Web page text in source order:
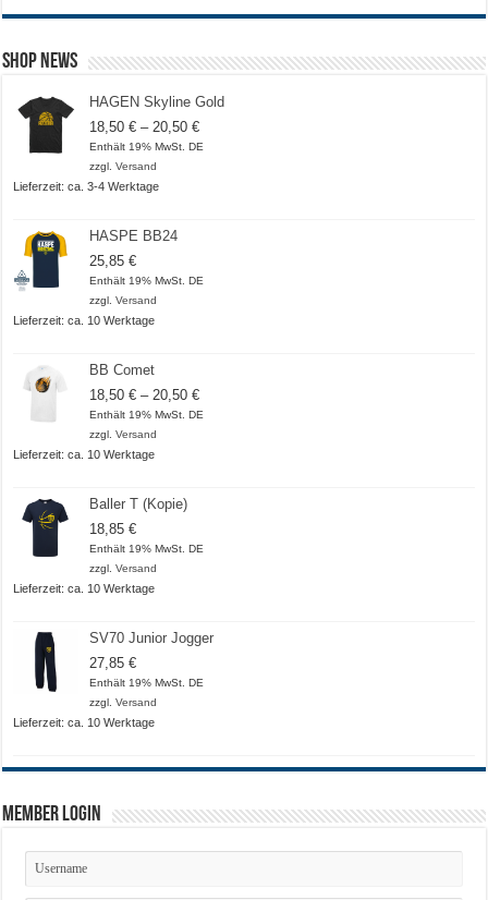
Shop News
HAGEN Skyline Gold
18,50€ – 20,50€Preisspanne:
18,50 €
Enthält 19% MwSt. DE
zzgl.Versand
Lieferzeit: ca. 3-4 Werktage
HASPE BB24
25,85€
Enthält 19% MwSt. DE
zzgl.Versand
Lieferzeit: ca. 10 Werktage
BB Comet
18,50€ – 20,50€Preisspanne:
18,50 €
Enthält 19% MwSt. DE
zzgl.Versand
Lieferzeit: ca. 10 Werktage
Baller T (Kopie)
18,85€
Enthält 19% MwSt. DE
zzgl.Versand
Lieferzeit: ca. 10 Werktage
SV70 Junior Jogger
27,85€
Enthält 19% MwSt. DE
zzgl.Versand
Lieferzeit: ca. 10 Werktage
Member Login